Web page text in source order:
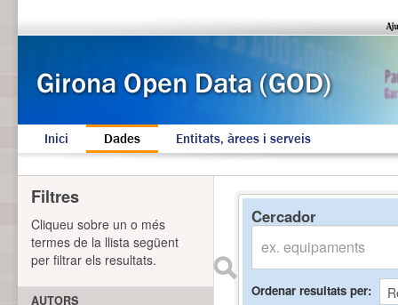
Inici Dades Entitats, àrees i serveis
Cercador
Ordenar resultats per
Filtres
Cliqueu sobre un o més
termes de la llista següent
per filtrar els resultats.
AUTORS